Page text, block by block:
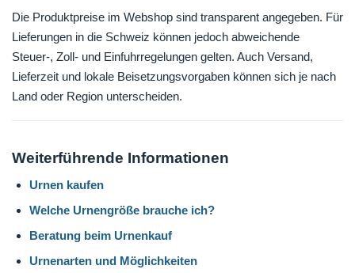
Die Produktpreise im Webshop sind transparent angegeben. Für
Lieferungen in die Schweiz können jedoch abweichende
Steuer-, Zoll- und Einfuhrregelungen gelten. Auch Versand,
Lieferzeit und lokale Beisetzungsvorgaben können sich je nach
Land oder Region unterscheiden.
Weiterführende Informationen
Urnen kaufen
Welche Urnengröße brauche ich?
Beratung beim Urnenkauf
Urnenarten und Möglichkeiten